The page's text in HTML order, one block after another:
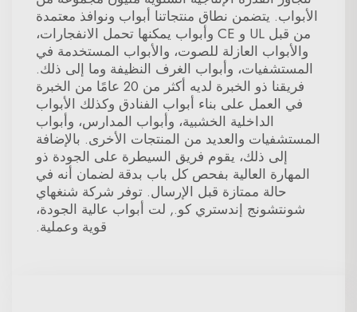
الأبواب. يتضمن نطاق منتجاتنا أبواب ونوافذ معتمدة
من قبل UL و CE وأبواب يمكنها تحمل الانفجارات،
والأبواب العازلة للصوت، والأبواب المستخدمة في
المستشفيات، وأبواب الغرف النظيفة وما إلى ذلك.
فريقنا ذو الخبرة لديه أكثر من 20 عامًا من الخبرة
في العمل على بناء أبواب الفنادق وكذلك الأبواب
الداخلية الخشبية، وأبواب المدارس، وأبواب
المستشفيات والعديد من المنتجات الأخرى. بالإضافة
إلى ذلك، يقوم فريق السيطرة على الجودة ذو
المهارة العالية بفحص كل باب بدقة لضمان أنه في
حالة ممتازة قبل الإرسال. توفر شركة شنغهاي
شونتشونج إندستري كو., لت أبواب عالية الجودة،
قوية وعملية.